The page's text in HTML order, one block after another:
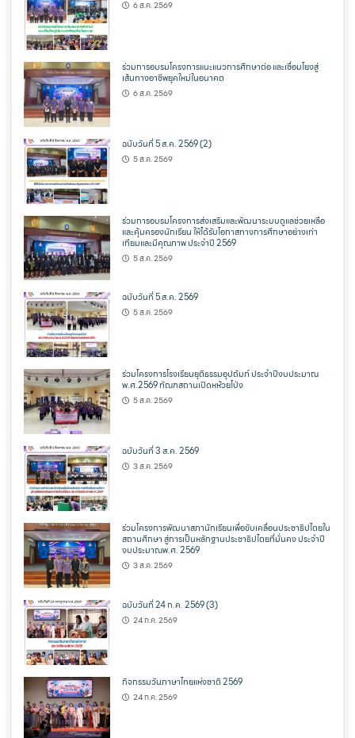
6 ส.ค. 2569
ร่วมการอบรมโครงการแนะแนวการศึกษาต่อ และเชื่อมโยงสู่
เส้นทางอาชีพยุคใหม่ในอนาคต
6 ส.ค. 2569
ฉบับวันที่ 5 ส.ค. 2569 (2)
5 ส.ค. 2569
ร่วมการอบรมโครงการส่งเสริมและพัฒนาระบบดูแลช่วยเหลือ
และคุ้มครองนักเรียน ให้ได้รับโอกาสทางการศึกษาอย่างเท่า
เทียมและมีคุณภาพ ประจำปี 2569
5 ส.ค. 2569
ฉบับวันที่ 5 ส.ค. 2569
5 ส.ค. 2569
ร่วมโครงการโรงเรียนยุติธรรมอุปถัมภ์ ประจำปีงบประมาณ
พ.ศ.2569 ทัณฑสถานเปิดหห้วยโป่ง
5 ส.ค. 2569
ฉบับวันที่ 3 ส.ค. 2569
3 ส.ค. 2569
ร่วมโครงการพัฒนาสภานักเรียนเพื่อขับเคลื่อนประชาธิปไตยใน
สถานศึกษา สู่การเป็นหลักฐานประชาธิปไตยที่มั่นคง ประจำปี
งบประมาณพ.ศ. 2569
3 ส.ค. 2569
ฉบับวันที่ 24 ก.ค. 2569 (3)
24 ก.ค. 2569
กิจกรรมวันภาษาไทยแห่งชาติ 2569
24 ก.ค. 2569